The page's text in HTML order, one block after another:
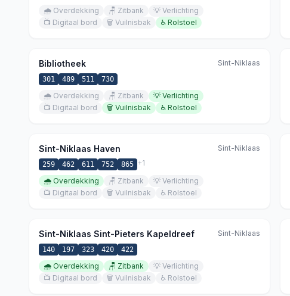
🌧️ Overdekking 🪑 Zitbank 💡 Verlichting
📺 Digitaal bord 🗑️ Vuilnisbak ♿ Rolstoel
Bibliotheek Sint-Niklaas
301 489 511 730
🌧️ Overdekking 🪑 Zitbank 💡 Verlichting
📺 Digitaal bord 🗑️ Vuilnisbak ♿ Rolstoel
Sint-Niklaas Haven Sint-Niklaas
259 462 611 752 865 +1
🌧️ Overdekking 🪑 Zitbank 💡 Verlichting
📺 Digitaal bord 🗑️ Vuilnisbak ♿ Rolstoel
Sint-Niklaas Sint-Pieters Kapeldreef Sint-Niklaas
140 197 323 420 422
🌧️ Overdekking 🪑 Zitbank 💡 Verlichting
📺 Digitaal bord 🗑️ Vuilnisbak ♿ Rolstoel